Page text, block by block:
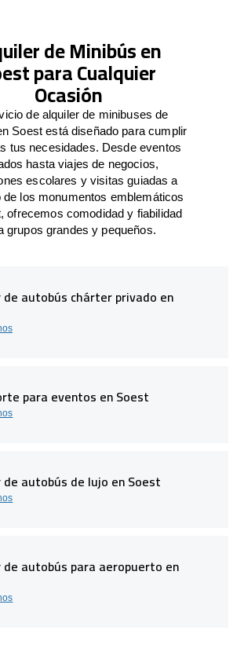
de Minibús en
para Cualquier
Ocasión
de alquiler de minibuses de
Soest está diseñado para cumplir
tus necesidades. Desde eventos
hasta viajes de negocios,
escolares y visitas guiadas a
de los monumentos emblemáticos
ofrecemos comodidad y fiabilidad
grupos grandes y pequeños.
autobús chárter privado en
para eventos en Soest
autobús de lujo en Soest
autobús para aeropuerto en